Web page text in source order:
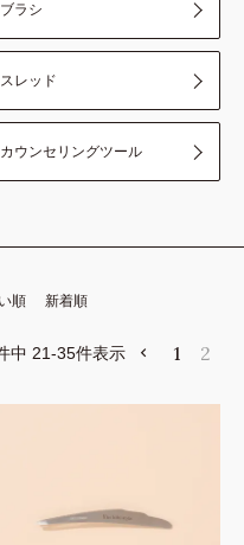
ブラシ
スレッド
カウンセリングツール
順 新着順
中 21-35件表示 1 2
動画講習